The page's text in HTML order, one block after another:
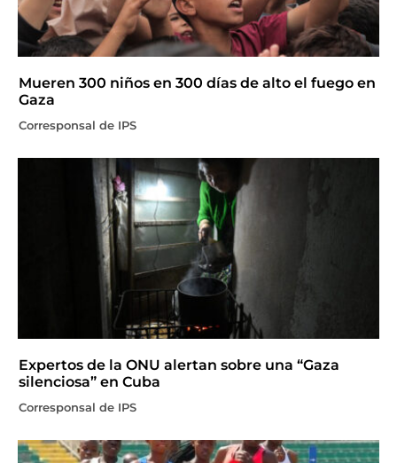
Mueren 300 niños en 300 días de alto el fuego en
Gaza
Corresponsal de IPS
Expertos de la ONU alertan sobre una “Gaza
silenciosa” en Cuba
Corresponsal de IPS